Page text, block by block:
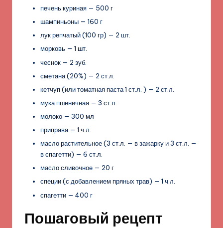
печень куриная — 500 г
шампиньоны — 160 г
лук репчатый (100 гр) — 2 шт.
морковь — 1 шт.
чеснок — 2 зуб.
сметана (20%) — 2 ст.л.
кетчуп (или томатная паста 1 ст.л. ) — 2 ст.л.
мука пшеничная — 3 ст.л.
молоко — 300 мл
приправа — 1 ч.л.
масло растительное (3 ст.л. — в зажарку и 3 ст.л. —
в спагетти) — 6 ст.л.
масло сливочное — 20 г
специи (с добавлением пряных трав) — 1 ч.л.
спагетти — 400 г
Пошаговый рецепт